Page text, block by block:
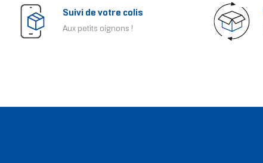
Suivi de votre colis
Aux petits oignons !